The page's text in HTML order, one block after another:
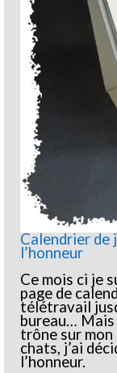
Calendrier de
l’honneur
Ce mois ci je
page de
télétravail
bureau… Mais
trône sur mon
chats, j’ai
l’honneur.